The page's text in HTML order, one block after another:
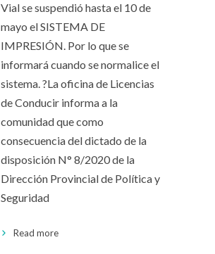
Vial se suspendió hasta el 10 de
mayo el SISTEMA DE
IMPRESIÓN. Por lo que se
informará cuando se normalice el
sistema. ?La oficina de Licencias
de Conducir informa a la
comunidad que como
consecuencia del dictado de la
disposición N° 8/2020 de la
Dirección Provincial de Política y
Seguridad
Read more